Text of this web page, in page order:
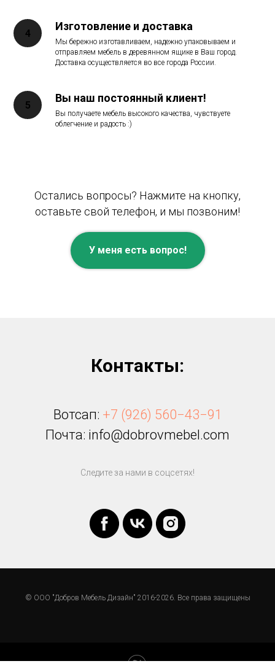
Изготовление и доставка
Мы бережно изготавливаем, надежно упаковываем и
отправляем мебель в деревянном ящике в Ваш город.
Доставка осуществляется во все города России.
Вы наш постоянный клиент!
Вы получаете мебель высокого качества, чувствуете
облегчение и радость :)
Остались вопросы? Нажмите на кнопку,
оставьте свой телефон, и мы позвоним!
У меня есть вопрос!
Контакты:
Вотсап: +7 (926) 560−43−91
Почта: info@dobrovmebel.com
Следите за нами в соцсетях!
© ООО "Добров Мебель Дизайн" 2016-2026. Все права защищены
Made on Tilda